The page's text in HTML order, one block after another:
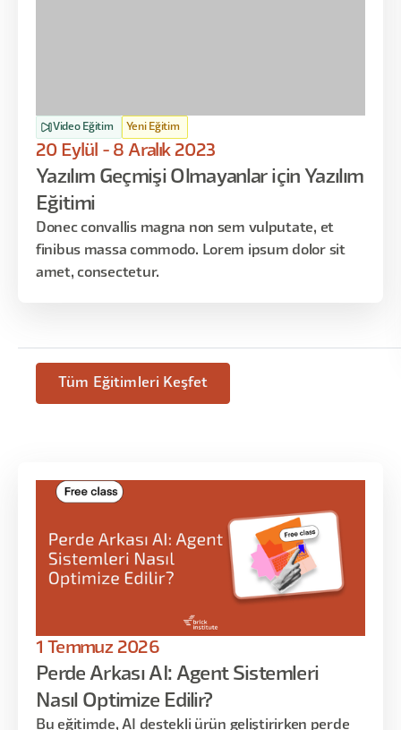
Video Eğitim Yeni Eğitim
20 Eylül - 8 Aralık 2023
Yazılım Geçmişi Olmayanlar için Yazılım
Eğitimi
Donec convallis magna non sem vulputate, et
finibus massa commodo. Lorem ipsum dolor sit
amet, consectetur.
Tüm Eğitimleri Keşfet
1 Temmuz 2026
Perde Arkası AI: Agent Sistemleri
Nasıl Optimize Edilir?
Bu eğitimde, AI destekli ürün geliştirirken perde